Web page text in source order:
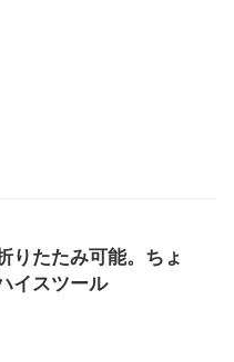
りたたみ可能。ちょ
イスツール